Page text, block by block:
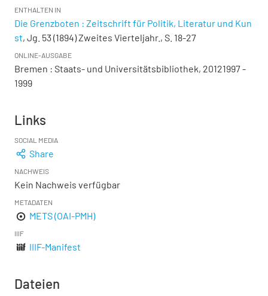
ENTHALTEN IN
Die Grenzboten : Zeitschrift für Politik, Literatur und Kun
st, Jg. 53 (1894) Zweites Vierteljahr., S. 18-27
ONLINE-AUSGABE
Bremen : Staats- und Universitätsbibliothek, 20121997 -
1999
Links
SOCIAL MEDIA
Share
NACHWEIS
Kein Nachweis verfügbar
METADATEN
METS (OAI-PMH)
IIIF
IIIF-Manifest
Dateien